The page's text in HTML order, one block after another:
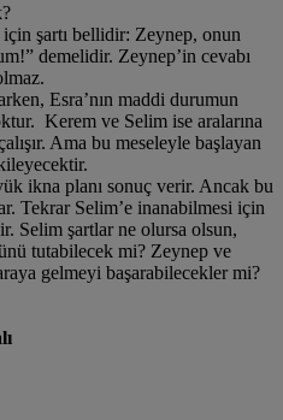
şartı bellidir: Zeynep, onun
demelidir. Zeynep’in cevabı
Esra’nın maddi durumun
Kerem ve Selim ise aralarına
Ama bu meseleyle başlayan
ikna planı sonuç verir. Ancak bu
Tekrar Selim’e inanabilmesi için
Selim şartlar ne olursa olsun,
tutabilecek mi? Zeynep ve
gelmeyi başarabilecekler mi?